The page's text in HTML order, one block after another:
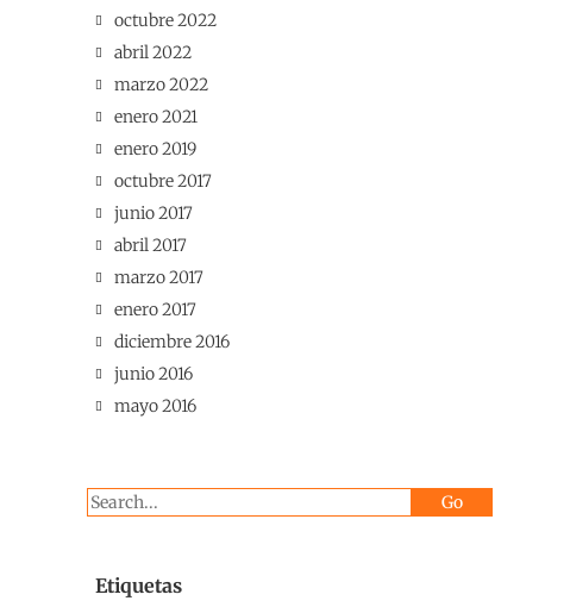
octubre 2022
abril 2022
marzo 2022
enero 2021
enero 2019
octubre 2017
junio 2017
abril 2017
marzo 2017
enero 2017
diciembre 2016
junio 2016
mayo 2016
Etiquetas